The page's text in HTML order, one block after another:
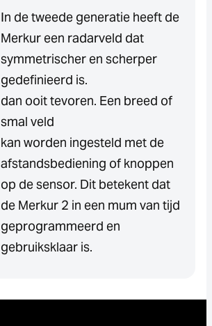
In de tweede generatie heeft de
Merkur een radarveld dat
symmetrischer en scherper
gedefinieerd is.
dan ooit tevoren. Een breed of
smal veld
kan worden ingesteld met de
afstandsbediening of knoppen
op de sensor. Dit betekent dat
de Merkur 2 in een mum van tijd
geprogrammeerd en
gebruiksklaar is.